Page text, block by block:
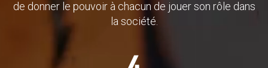
de donner le pouvoir à chacun de jouer son rôle dans
la société.